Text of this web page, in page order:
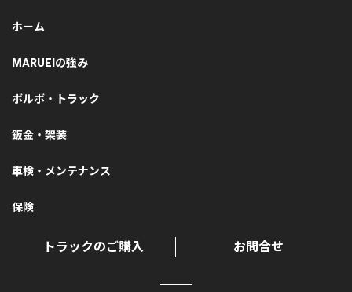
ホーム
MARUEIの強み
ボルボ・トラック
鈑金・架装
車検・メンテナンス
保険
トラックのご購入 お問合せ